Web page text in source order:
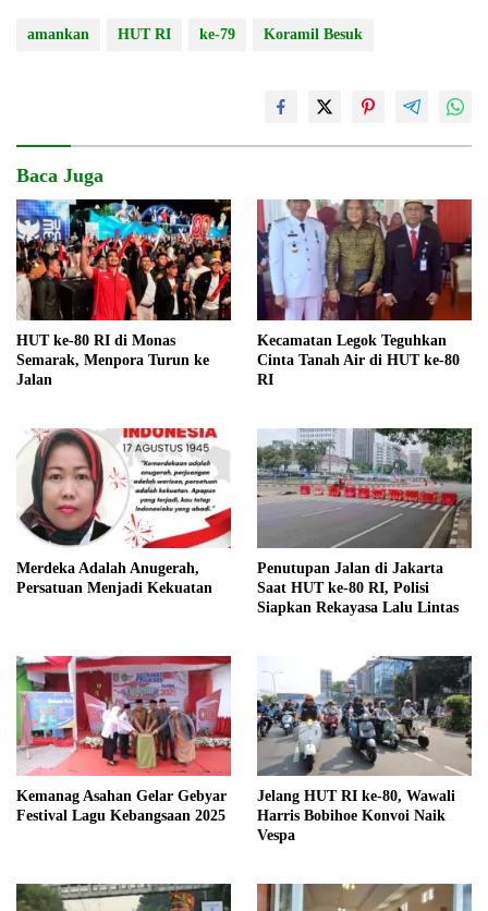
amankan HUT RI ke-79 Koramil Besuk
Baca Juga
HUT ke-80 RI di Monas
Semarak, Menpora Turun ke
Jalan
Kecamatan Legok Teguhkan
Cinta Tanah Air di HUT ke-80
RI
Merdeka Adalah Anugerah,
Persatuan Menjadi Kekuatan
Penutupan Jalan di Jakarta
Saat HUT ke-80 RI, Polisi
Siapkan Rekayasa Lalu Lintas
Kemanag Asahan Gelar Gebyar
Festival Lagu Kebangsaan 2025
Jelang HUT RI ke-80, Wawali
Harris Bobihoe Konvoi Naik
Vespa